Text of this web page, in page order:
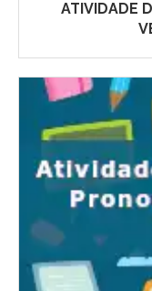
ATIVIDADE